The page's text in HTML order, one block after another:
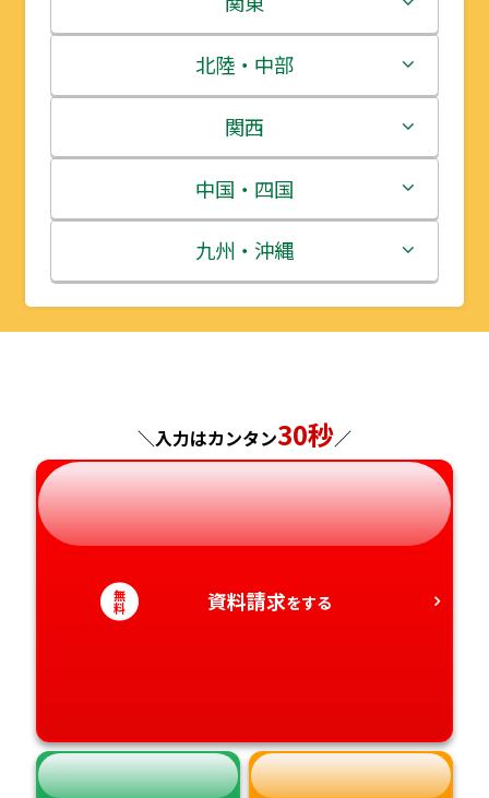
青森県
岩手県
宮城県
秋田県
山形県
茨城県
栃木県
群馬県
埼玉県
千葉県
神奈川県
北陸・中部
新潟県
富山県
石川県
福井県
長野県
岐阜県
静岡県
愛知県
関西
三重県
滋賀県
京都府
兵庫県
奈良県
和歌山県
中国・四国
鳥取県
島根県
広島県
山口県
徳島県
香川県
高知県
九州・沖縄
福岡県
長崎県
熊本県
大分県
宮崎県
沖縄県
＼入力はカンタン30秒／
無
料 資料請求をする